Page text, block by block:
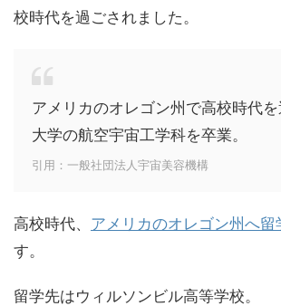
校時代を過ごされました。
アメリカのオレゴン州で高校時代
大学の航空宇宙工学科を卒業。
引用：一般社団法人宇宙美容機構
高校時代、 アメリカのオレゴン州へ留
す。
留学先はウィルソンビル高等学校。